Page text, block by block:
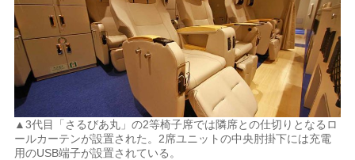
▲3代目「さるびあ丸」の2等椅子席では隣席との仕切りとなるロ
ールカーテンが設置された。2席ユニットの中央肘掛下には充電
用のUSB端子が設置されている。